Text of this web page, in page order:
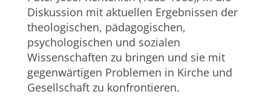
Diskussion mit aktuellen Ergebnissen der
theologischen, pädagogischen,
psychologischen und sozialen
Wissenschaften zu bringen und sie mit
gegenwärtigen Problemen in Kirche und
Gesellschaft zu konfrontieren.